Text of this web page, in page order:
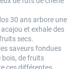
30 ans arbore une
et exhale des
secs.
saveurs fondues
bois, de fruits
ces différentes